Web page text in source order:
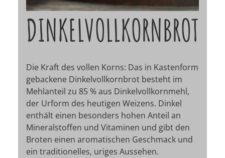
DINKELVOLLKORNBROT
Die Kraft des vollen Korns: Das in Kastenform
gebackene Dinkelvollkornbrot besteht im
Mehlanteil zu 85 % aus Dinkelvollkornmehl,
der Urform des heutigen Weizens. Dinkel
enthält einen besonders hohen Anteil an
Mineralstoffen und Vitaminen und gibt den
Broten einen aromatischen Geschmack und
ein traditionelles, uriges Aussehen.